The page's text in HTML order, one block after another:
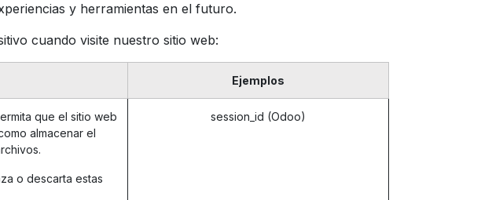
y herramientas en el futuro.
cuando visite nuestro sitio web:
Ejemplos
que el sitio web
almacenar el
o descarta estas
session_id (Odoo)